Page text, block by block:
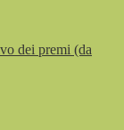
dei premi (da